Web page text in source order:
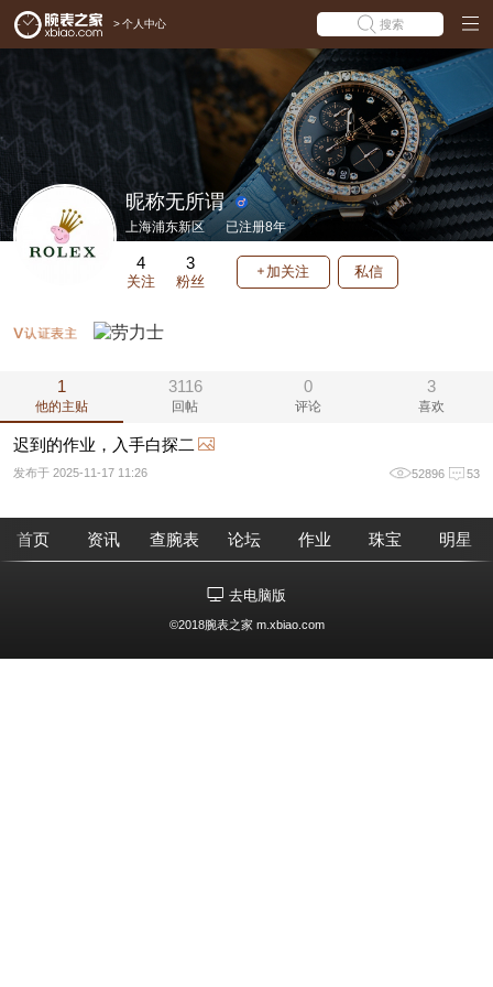
> 个人中心 搜索
昵称无所谓
上海浦东新区 已注册8年
4
关注
3
粉丝
加关注 私信
1
他的主贴
3116
回帖
0
评论
3
喜欢
迟到的作业，入手白探二
发布于 2025-11-17 11:26 52896 53
首页 资讯 查腕表 论坛 作业 珠宝 明星
去电脑版
©2018腕表之家 m.xbiao.com